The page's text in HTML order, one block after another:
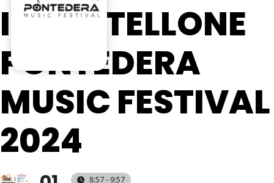
IL CARTELLONE
PONTEDERA
MUSIC FESTIVAL
2024
8:57 - 9:57